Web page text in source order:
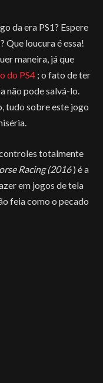
da era PS1? Espere
Que loucura é essa!
maneira, já que
do PS4 ; o fato de ter
não pode salvá-lo.
tudo sobre este jogo
totalmente
Racing (2016) é a
em jogos de tela
feia como o pecado